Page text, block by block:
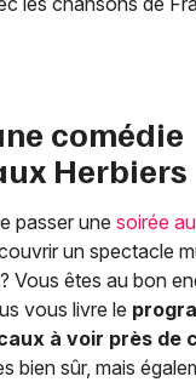
comédie
Herbiers
passer une soirée
un spectacle
Vous êtes au bon
vous livre le
à voir près de
bien sûr, mais